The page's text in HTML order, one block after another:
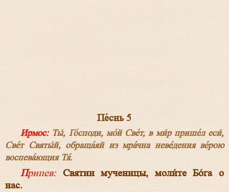
Пе́снь 5
Ирмос:Ты́, Го́споди, мо́й Све́т, в ми́р прише́л еси́,
Све́т Святы́й, обраща́яй из мра́чна неве́дения ве́рою
воспева́ющия Тя́.
Припев: Святии мученицы, моли́те Бо́га о
нас.